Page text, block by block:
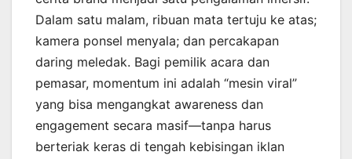
Dalam satu malam, ribuan mata tertuju ke atas;
kamera ponsel menyala; dan percakapan
daring meledak. Bagi pemilik acara dan
pemasar, momentum ini adalah “mesin viral”
yang bisa mengangkat awareness dan
engagement secara masif—tanpa harus
berteriak keras di tengah kebisingan iklan